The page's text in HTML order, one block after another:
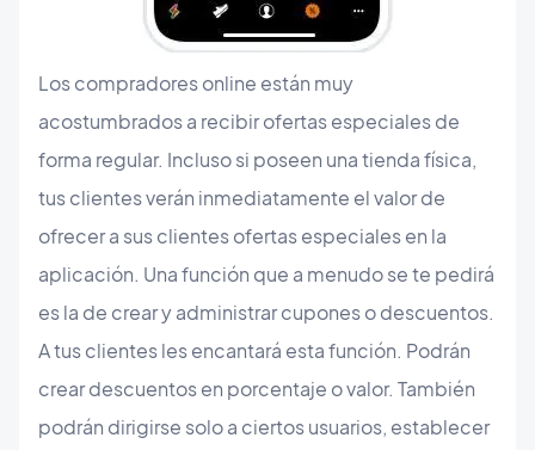
Los compradores online están muy
acostumbrados a recibir ofertas especiales de
forma regular. Incluso si poseen una tienda física,
tus clientes verán inmediatamente el valor de
ofrecer a sus clientes ofertas especiales en la
aplicación. Una función que a menudo se te pedirá
es la de crear y administrar cupones o descuentos.
A tus clientes les encantará esta función. Podrán
crear descuentos en porcentaje o valor. También
podrán dirigirse solo a ciertos usuarios, establecer